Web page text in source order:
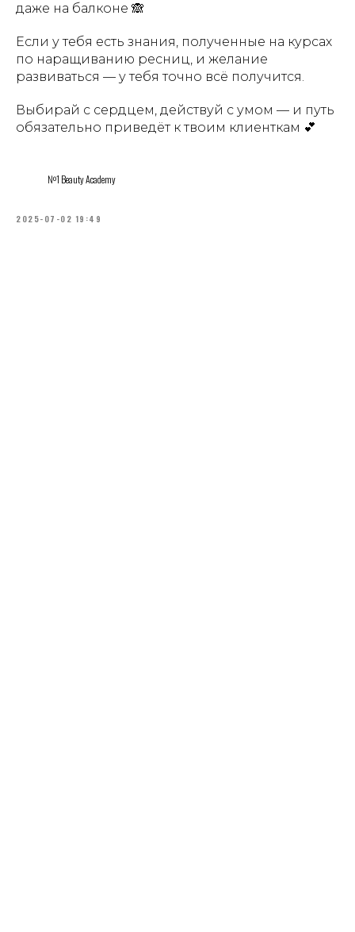
даже на балконе 🙈
Если у тебя есть знания, полученные на курсах
по наращиванию ресниц, и желание
развиваться — у тебя точно всё получится.
Выбирай с сердцем, действуй с умом — и путь
обязательно приведёт к твоим клиенткам 💕
№1 Beauty Academy
2025-07-02 19:49